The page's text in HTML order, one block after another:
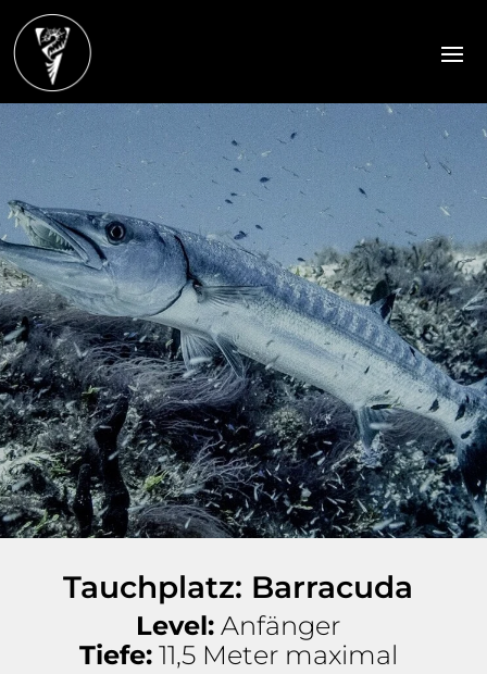
Tauchplatz: Barracuda
Level: Anfänger
Tiefe:11,5 Meter maximal